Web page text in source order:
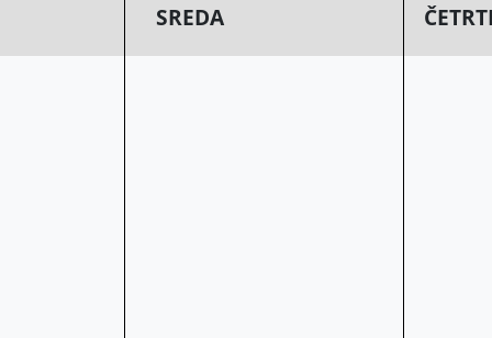
SREDA
SREDA